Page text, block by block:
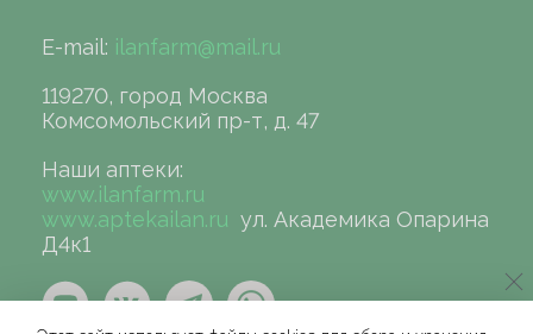
E-mail: ilanfarm@mail.ru
119270, город Москва
Комсомольский пр-т, д. 47
Наши аптеки:
www.ilanfarm.ru
www.aptekailan.ru ул. Академика Опарина
Д4к1